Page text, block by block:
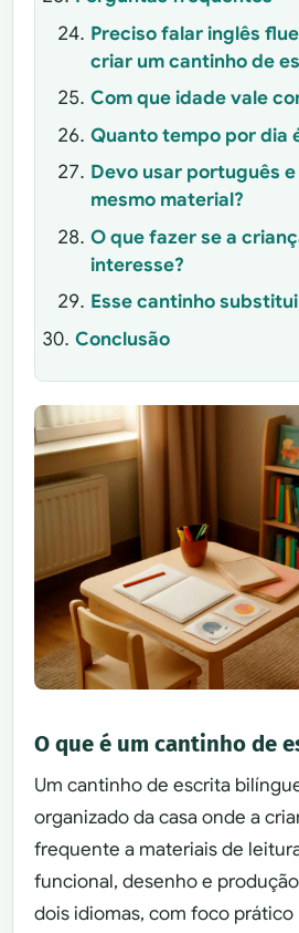
Preciso falar inglês
criar um cantinho de
Com que idade vale
Quanto tempo por dia
Devo usar português
mesmo material?
O que fazer se a
interesse?
Esse cantinho
Conclusão
O que é um cantinho de
Um cantinho de escrita
organizado da casa onde a
frequente a materiais de
funcional, desenho e
dois idiomas, com foco prático